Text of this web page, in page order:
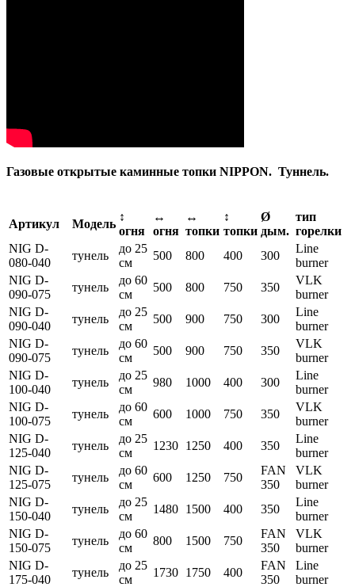
Газовые открытые каминные топки NIPPON. Туннель.
Артикул Модель
↕
огня
↔
огня
↔
топки
↕
топки
Ø
дым.
тип
горелки
NIG D-
080-040
тунель
до 25
см
500 800 400 300
Line
burner
NIG D-
090-075
тунель
до 60
см
500 800 750 350
VLK
burner
NIG D-
090-040
тунель
до 25
см
500 900 750 300
Line
burner
NIG D-
090-075
тунель
до 60
см
500 900 750 350
VLK
burner
NIG D-
100-040
тунель
до 25
см
980 1000 400 300
Line
burner
NIG D-
100-075
тунель
до 60
см
600 1000 750 350
VLK
burner
NIG D-
125-040
тунель
до 25
см
1230 1250 400 350
Line
burner
NIG D-
125-075
тунель
до 60
см
600 1250 750
FAN
350
VLK
burner
NIG D-
150-040
тунель
до 25
см
1480 1500 400 350
Line
burner
NIG D-
150-075
тунель
до 60
см
800 1500 750
FAN
350
VLK
burner
NIG D-
175-040
тунель
до 25
см
1730 1750 400
FAN
350
Line
burner